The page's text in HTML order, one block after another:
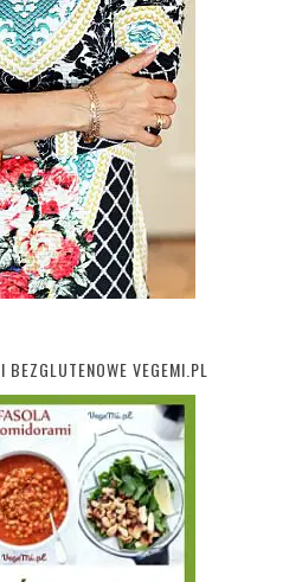
BEZGLUTENOWE VEGEMI.PL